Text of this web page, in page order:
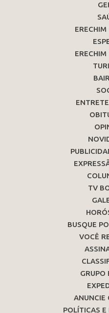
TV
BUSQUE
VOCÊ
GRUPO
ANUNCIE
POLÍTICAS E